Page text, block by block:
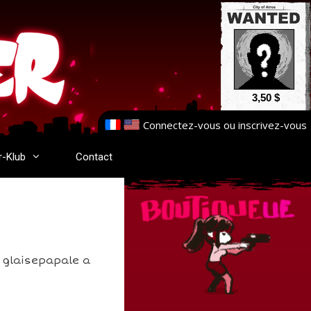
3,50 $
Connectez-vous ou inscrivez-vous
Klub Contact
a